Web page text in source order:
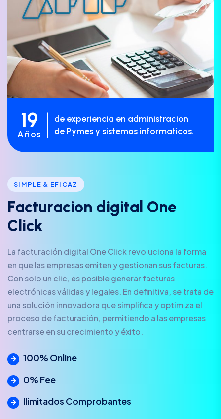
19
Años
de experiencia en administracion
de Pymes y sistemas informaticos.
SIMPLE & EFICAZ
Facturacion d igita One
C ick
La facturación digital One Click revoluciona la forma
en que las empresas emiten y gestionan sus facturas.
Con solo un clic, es posible generar facturas
electrónicas válidas y legales. En definitiva, se trata de
una solución innovadora que simplifica y optimiza el
proceso de facturación, permitiendo a las empresas
centrarse en su crecimiento y éxito.
100% Online
0% Fee
Ilimitados Comprobantes